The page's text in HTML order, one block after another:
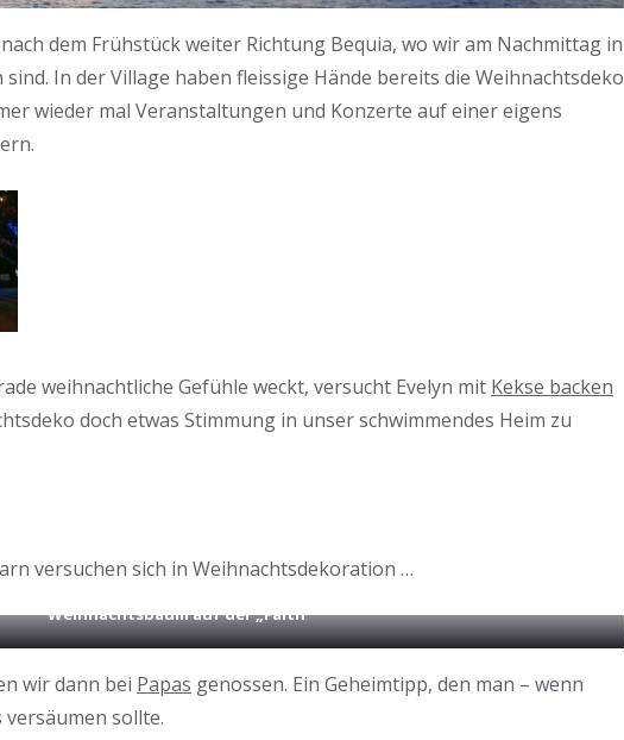
dem Frühstück weiter Richtung Bequia, wo wir am Nachmittag in
In der Village haben fleissige Hände bereits die Weihnachtsdeko
wieder mal Veranstaltungen und Konzerte auf einer eigens
weihnachtliche Gefühle weckt, versucht Evelyn mit Kekse backen
doch etwas Stimmung in unser schwimmendes Heim zu
versuchen sich in Weihnachtsdekoration …
Weihnachtsbaum auf der „Faith“
wir dann bei Papas genossen. Ein Geheimtipp, den man – wenn
sollte.